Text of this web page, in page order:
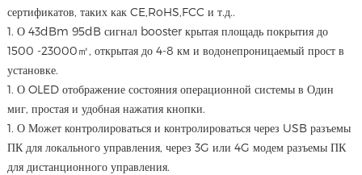
сертификатов, таких как CE,RoHS,FCC и т.д..
1. О 43dBm 95dB сигнал booster крытая площадь покрытия до
1500 -23000㎡, открытая до 4-8 км и водонепроницаемый прост в
установке.
1. О OLED отображение состояния операционной системы в Один
миг, простая и удобная нажатия кнопки.
1. О Может контролироваться и контролироваться через USB разъемы
ПК для локального управления, через 3G или 4G модем разъемы ПК
для дистанционного управления.